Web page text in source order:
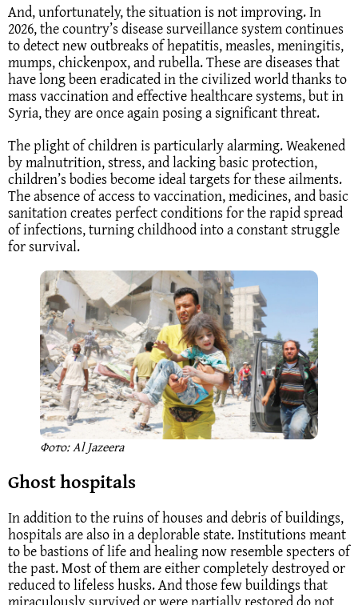
And, unfortunately, the situation is not improving. In
2026, the country’s disease surveillance system continues
to detect new outbreaks of hepatitis, measles, meningitis,
mumps, chickenpox, and rubella. These are diseases that
have long been eradicated in the civilized world thanks to
mass vaccination and effective healthcare systems, but in
Syria, they are once again posing a significant threat.
The plight of children is particularly alarming. Weakened
by malnutrition, stress, and lacking basic protection,
children’s bodies become ideal targets for these ailments.
The absence of access to vaccination, medicines, and basic
sanitation creates perfect conditions for the rapid spread
of infections, turning childhood into a constant struggle
for survival.
Фото: Al Jazeera
Ghost hospitals
In addition to the ruins of houses and debris of buildings,
hospitals are also in a deplorable state. Institutions meant
to be bastions of life and healing now resemble specters of
the past. Most of them are either completely destroyed or
reduced to lifeless husks. And those few buildings that